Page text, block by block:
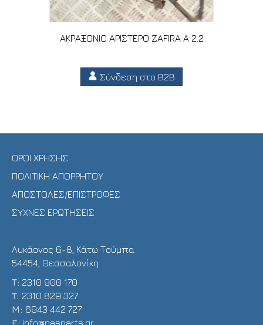
ΑΚΡΑΞΟΝΙΟ ΑΡΙΣΤΕΡΟ ZAFIRA A 2.2
Σύνδεση στο B2B
ΟΡΟΙ ΧΡΗΣΗΣ
ΠΟΛΙΤΙΚΗ ΑΠΟΡΡΗΤΟΥ
ΑΠΟΣΤΟΛΕΣ/ΕΠΙΣΤΡΟΦΕΣ
ΣΥΧΝΕΣ ΕΡΩΤΗΣΕΙΣ
Λυκάονος 6-8, Κάτω Τούμπα
54454, Θεσσαλονίκη
Τ: 2310 900 170
T: 2310 829 327
Μ: 6943 442 727
E: info@pasparts.gr